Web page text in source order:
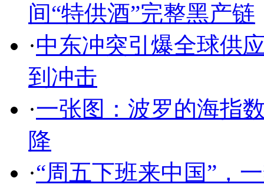
间“特供酒”完整黑产链
·中东冲突引爆全球供
到冲击
·一张图：波罗的海指
降
·“周五下班来中国”，